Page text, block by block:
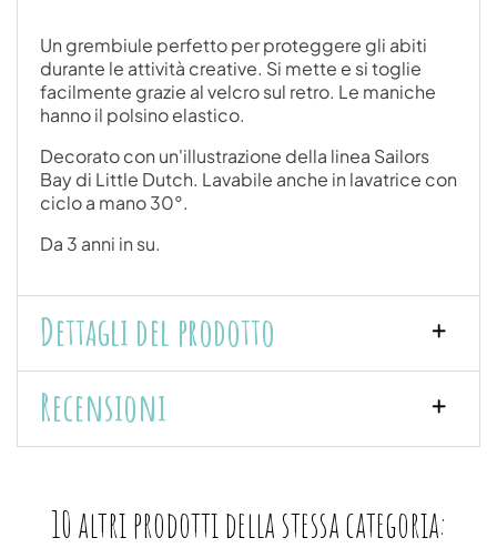
Un grembiule perfetto per proteggere gli abiti
durante le attività creative. Si mette e si toglie
facilmente grazie al velcro sul retro. Le maniche
hanno il polsino elastico.
Decorato con un'illustrazione della linea Sailors
Bay di Little Dutch. Lavabile anche in lavatrice con
ciclo a mano 30°.
Da 3 anni in su.
Dettagli del prodotto
Recensioni
10 altri prodotti della stessa categoria: